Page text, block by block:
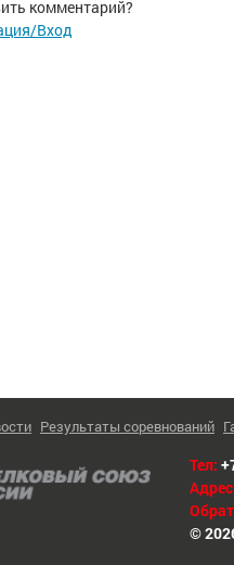
комментарий?
Вход
Результаты соревнований
Тел:
©